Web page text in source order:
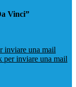
Vinci”
inviare una mail
per inviare una mail